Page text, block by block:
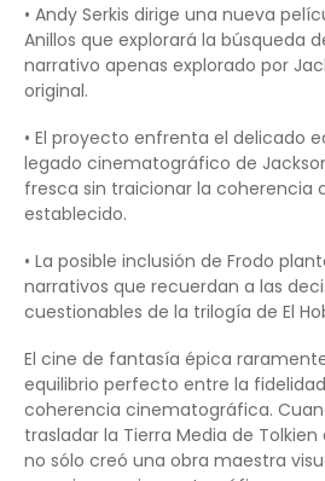
• Andy Serkis dirige una nueva
Anillos que explorará la búsqueda
narrativo apenas explorado por
original.
• El proyecto enfrenta el delicado
legado cinematográfico de
fresca sin traicionar la coherencia
establecido.
• La posible inclusión de Frodo
narrativos que recuerdan a las
cuestionables de la trilogía de El
El cine de fantasía épica
equilibrio perfecto entre la
coherencia cinematográfica.
trasladar la Tierra Media de
no sólo creó una obra maestra